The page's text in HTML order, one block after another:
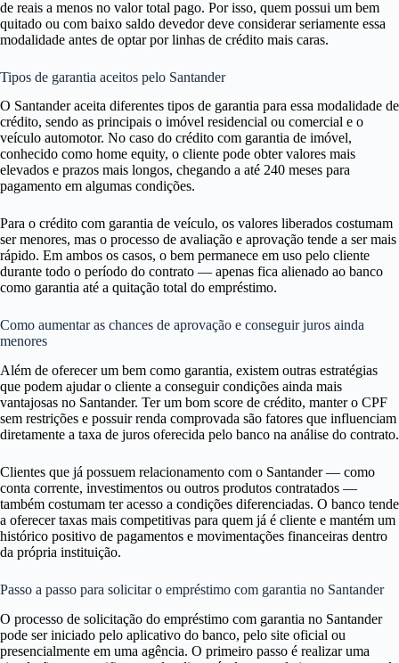
de reais a menos no valor total pago. Por isso, quem possui um bem
quitado ou com baixo saldo devedor deve considerar seriamente essa
modalidade antes de optar por linhas de crédito mais caras.
Tipos de garantia aceitos pelo Santander
O Santander aceita diferentes tipos de garantia para essa modalidade de
crédito, sendo as principais o imóvel residencial ou comercial e o
veículo automotor. No caso do crédito com garantia de imóvel,
conhecido como home equity, o cliente pode obter valores mais
elevados e prazos mais longos, chegando a até 240 meses para
pagamento em algumas condições.
Para o crédito com garantia de veículo, os valores liberados costumam
ser menores, mas o processo de avaliação e aprovação tende a ser mais
rápido. Em ambos os casos, o bem permanece em uso pelo cliente
durante todo o período do contrato — apenas fica alienado ao banco
como garantia até a quitação total do empréstimo.
Como aumentar as chances de aprovação e conseguir juros ainda
menores
Além de oferecer um bem como garantia, existem outras estratégias
que podem ajudar o cliente a conseguir condições ainda mais
vantajosas no Santander. Ter um bom score de crédito, manter o CPF
sem restrições e possuir renda comprovada são fatores que influenciam
diretamente a taxa de juros oferecida pelo banco na análise do contrato.
Clientes que já possuem relacionamento com o Santander — como
conta corrente, investimentos ou outros produtos contratados —
também costumam ter acesso a condições diferenciadas. O banco tende
a oferecer taxas mais competitivas para quem já é cliente e mantém um
histórico positivo de pagamentos e movimentações financeiras dentro
da própria instituição.
Passo a passo para solicitar o empréstimo com garantia no Santander
O processo de solicitação do empréstimo com garantia no Santander
pode ser iniciado pelo aplicativo do banco, pelo site oficial ou
presencialmente em uma agência. O primeiro passo é realizar uma